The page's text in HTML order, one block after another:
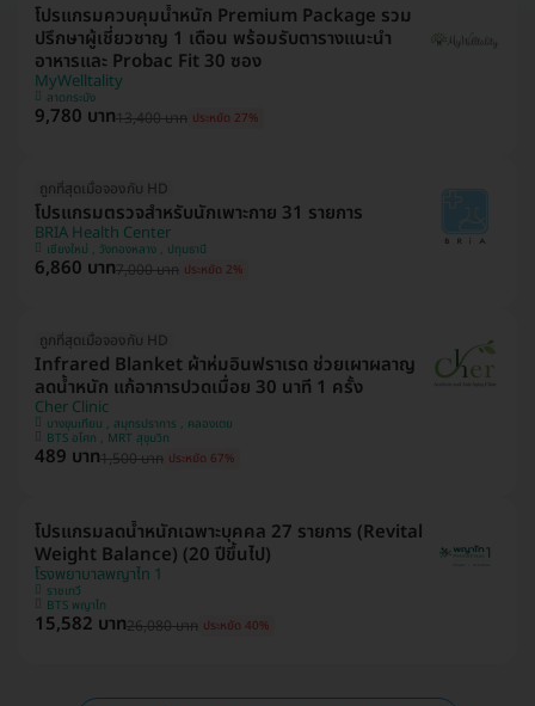
โปรแกรมควบคุมน้ำหนัก Premium Package รวม
ปรึกษาผู้เชี่ยวชาญ 1 เดือน พร้อมรับตารางแนะนำ
อาหารและ Probac Fit 30 ซอง
MyWelltality
ลาดกระบัง
9,780 บาท13,400 บาท ประหยัด 27%
ถูกที่สุดเมื่อจองกับ HD
โปรแกรมตรวจสำหรับนักเพาะกาย 31 รายการ
BRIA Health Center
เชียงใหม่ , วังทองหลาง , ปทุมธานี
6,860 บาท7,000 บาท ประหยัด 2%
ถูกที่สุดเมื่อจองกับ HD
Infrared Blanket ผ้าห่มอินฟราเรด ช่วยเผาผลาญ
ลดน้ำหนัก แก้อาการปวดเมื่อย 30 นาที 1 ครั้ง
Cher Clinic
บางขุนเทียน , สมุทรปราการ , คลองเตย
BTS อโศก , MRT สุขุมวิท
489 บาท1,500 บาท ประหยัด 67%
โปรแกรมลดน้ำหนักเฉพาะบุคคล 27 รายการ (Revital
Weight Balance) (20 ปีขึ้นไป)
โรงพยาบาลพญาไท 1
ราชเทวี
BTS พญาไท
15,582 บาท26,080 บาท ประหยัด 40%